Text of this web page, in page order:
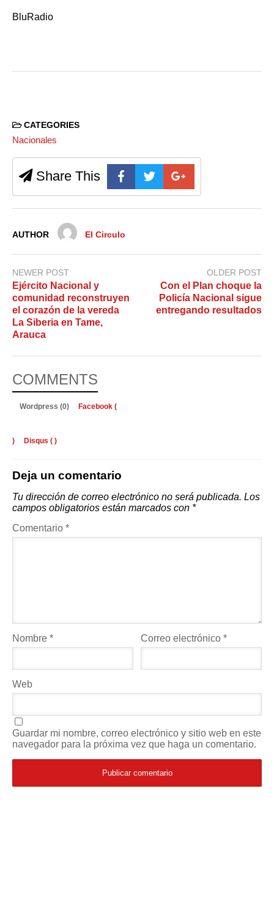
BluRadio
CATEGORIES
Nacionales
Share This
AUTHOR El Circulo
NEWER POST
Ejército Nacional y
comunidad reconstruyen
el corazón de la vereda
La Siberia en Tame,
Arauca
OLDER POST
Con el Plan choque la
Policía Nacional sigue
entregando resultados
COMMENTS
Wordpress (0) Facebook (
) Disqus ( )
Deja un comentario
Tu dirección de correo electrónico no será publicada. Los
campos obligatorios están marcados con *
Comentario *
Nombre * Correo electrónico*
Web
Guardar mi nombre, correo electrónico y sitio web en este
navegador para la próxima vez que haga un comentario.